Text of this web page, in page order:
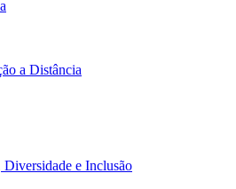
a Distância
Diversidade e Inclusão